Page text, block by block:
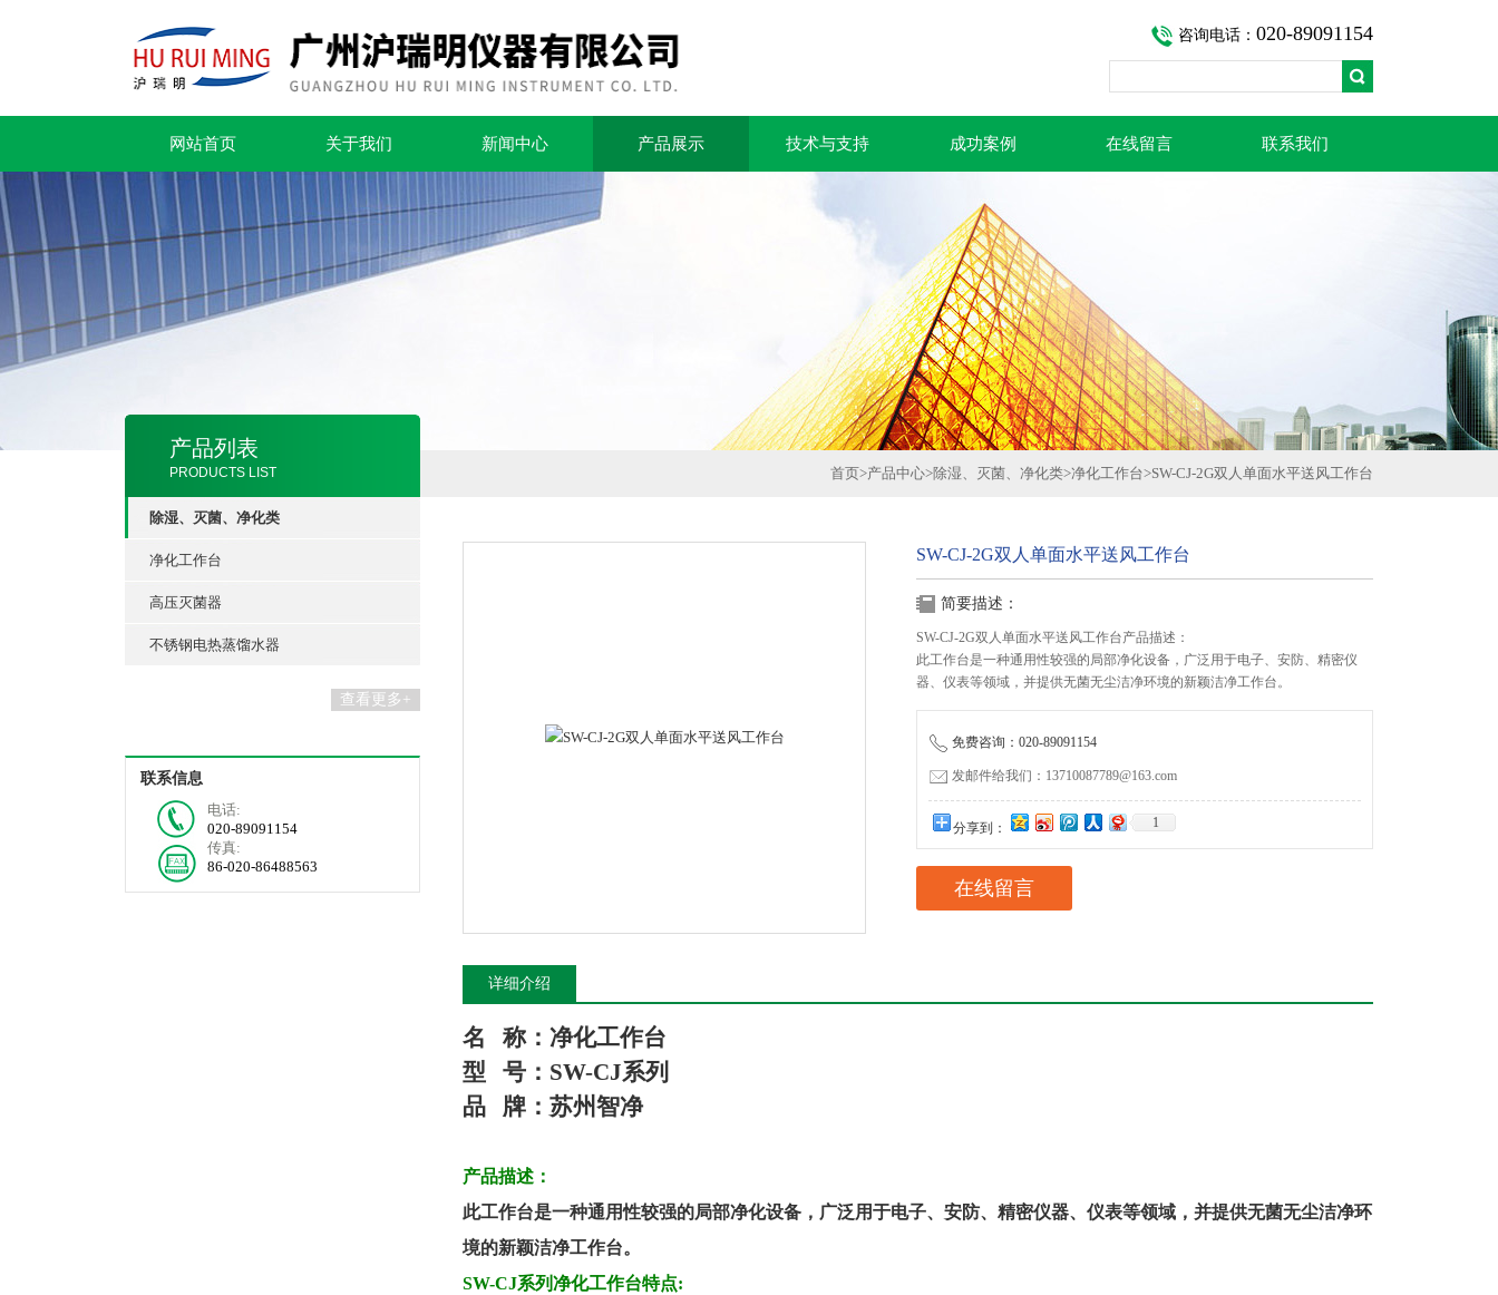
咨询电话： 020-89091154
网站首页 关于我们 新闻中心 产品展示 技术与支持 成功案例 在线留言 联系我们
产品列表
PRODUCTS LIST
除湿、灭菌、净化类
净化工作台
高压灭菌器
不锈钢电热蒸馏水器
查看更多+
联系信息
电话:
020-89091154
传真:
86-020-86488563
首页>产品中心>除湿、灭菌、净化类>净化工作台>SW-CJ-2G双人单面水平送风工作台
SW-CJ-2G双人单面水平送风工作台
简要描述：
SW-CJ-2G双人单面水平送风工作台产品描述：
此工作台是一种通用性较强的局部净化设备，广泛用于电子、安防、精密仪
器、仪表等领域，并提供无菌无尘洁净环境的新颖洁净工作台。
免费咨询：020-89091154
发邮件给我们：13710087789@163.com
分享到： 1
在线留言
详细介绍
名 称： 净化工作台
型
号： SW-CJ系列
品
牌： 苏州智净
产品描述：
此工作台是一种通用性较强的局部净化设备，广泛用于电子、安防、精密仪器、仪表等领域，并提供无菌无尘洁净环
境的新颖洁净工作台。
SW-CJ系列净化工作台特点: